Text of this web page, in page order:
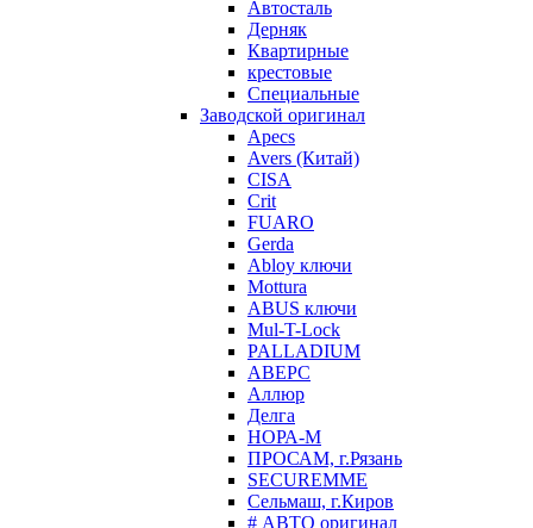
Автосталь
Дерняк
Квартирные
крестовые
Специальные
Заводской оригинал
Apecs
Avers (Китай)
CISA
Crit
FUARO
Gerda
Abloy ключи
Mottura
ABUS ключи
Mul-T-Lock
PALLADIUM
АВЕРС
Аллюр
Делга
НОРА-М
ПРОСАМ, г.Рязань
SECUREMME
Сельмаш, г.Киров
# АВТО оригинал